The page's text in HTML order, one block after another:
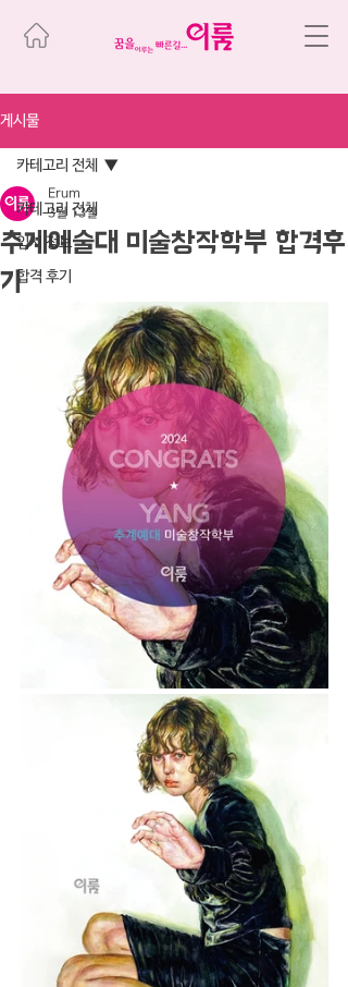
게시물
카테고리 전체
입시 정보
합격 후기
카테고리 전체
추계예술대 미술창작학부 합격후
기
Erum
3월 13일